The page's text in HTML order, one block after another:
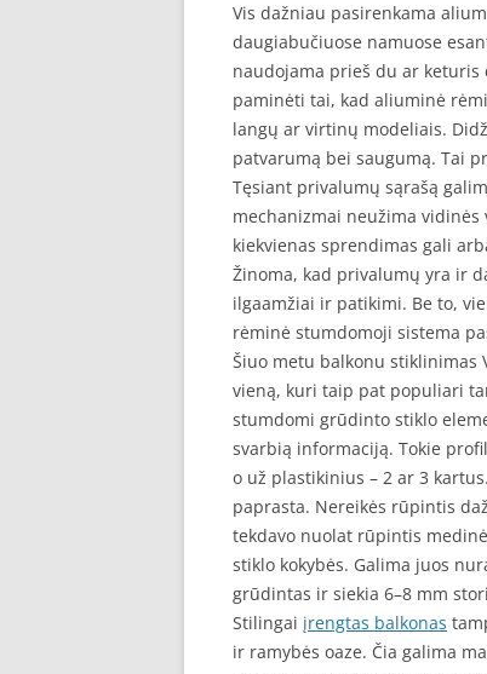
Vis dažniau pasirenkama
daugiabučiuose namuose
naudojama prieš du ar
paminėti tai, kad aliuminė
langų ar virtinų modeliais.
patvarumą bei saugumą. Tai
Tęsiant privalumų sąrašą
mechanizmai neužima vidinės
kiekvienas sprendimas gali
Žinoma, kad privalumų yra ir
ilgaamžiai ir patikimi. Be to,
rėminė stumdomoji sistema
Šiuo metu balkonu
vieną, kuri taip pat populiari
stumdomi grūdinto stiklo
svarbią informaciją. Tokie
o už plastikinius – 2 ar 3
paprasta. Nereikės rūpintis
tekdavo nuolat rūpintis
stiklo kokybės. Galima juos
grūdintas ir siekia 6–8 mm
Stilingai įrengtas balkonas
ir ramybės oaze. Čia galima